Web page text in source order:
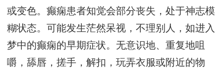
或变色。癫痫患者知觉会部分丧失，处于神志模
糊状态。可能发生茫然呆视，不理别人，如进入
梦中的癫痫的早期症状。无意识地、重复地咀
嚼，舔唇，搓手，解扣，玩弄衣服或附近的物